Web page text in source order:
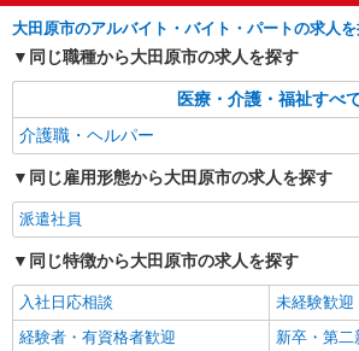
大田原市
派遣社員
株式会社kotrio /●UT-H-2157679
大田原市＊障がい者デイ
集！無資格・未経験歓迎
時給1500円〜2125円
通費全支給(ガソリン代含む)
大田原市
キープ
大田原市のアルバイト・バイト・パートの求人
同じ職種から大田原市の求人を探す
医療・介護・福祉すべ
介護職・ヘルパー
同じ雇用形態から大田原市の求人を探す
派遣社員
同じ特徴から大田原市の求人を探す
入社日応相談
未経験歓迎
経験者・有資格者歓迎
新卒・第二